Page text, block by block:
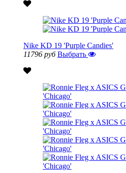
Nike KD 19 'Purple Candies'
11796 руб Выбрать